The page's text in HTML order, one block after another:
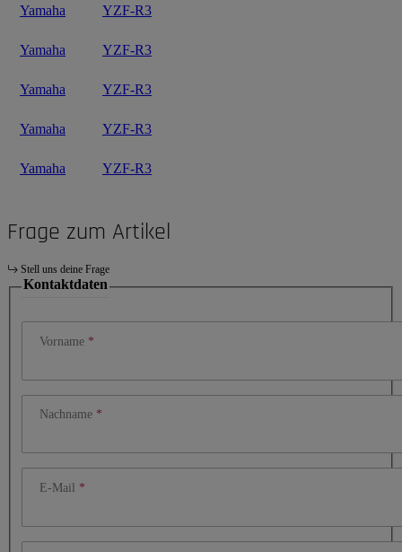
Yamaha YZF-R3
Yamaha YZF-R3
Yamaha YZF-R3
Yamaha YZF-R3
Yamaha YZF-R3
Frage zum Artikel
Stell uns deine Frage
Kontaktdaten
Vorname
Nachname
E-Mail